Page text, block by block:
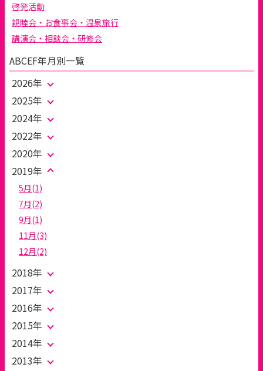
啓発活動
親睦会・お食事会・温泉旅行
講演会・相談会・研修会
ABCEF年月別一覧
2026年
2025年
2024年
2022年
2020年
2019年
5月(1)
7月(2)
9月(1)
11月(3)
12月(2)
2018年
2017年
2016年
2015年
2014年
2013年